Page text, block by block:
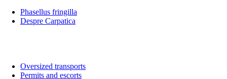
Phasellus fringilla
Despre Carpatica
Oversized transports
Permits and escorts